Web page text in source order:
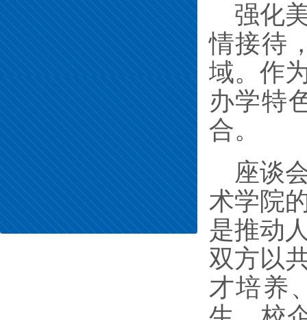
强化
情接待
域。作
办学特
合。
座谈
术学院
是推动
双方以
才培养